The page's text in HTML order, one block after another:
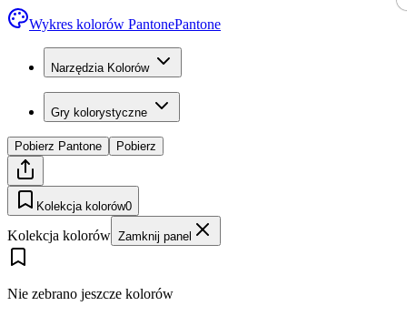
Wykres kolorów PantonePantone
Narzędzia Kolorów
Gry kolorystyczne
Pobierz Pantone Pobierz
Kolekcja kolorów0
Kolekcja kolorów Zamknij panel
Nie zebrano jeszcze kolorów